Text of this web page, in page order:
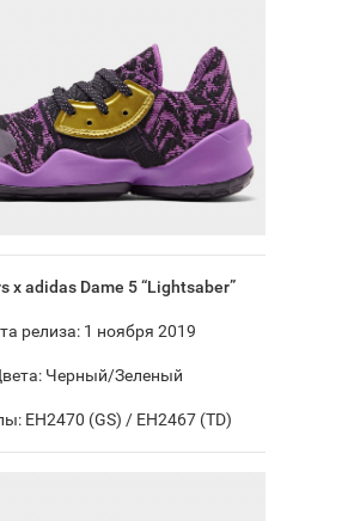
x adidas Dame 5 “Lightsaber”
релиза: 1 ноября 2019
Черный/Зеленый
EH2470 (GS) / EH2467 (TD)